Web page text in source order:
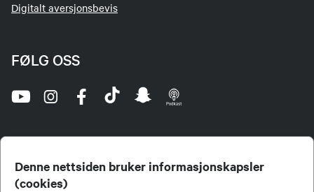
Denne nettsiden bruker informasjonskapsler
(cookies)
Digitalt aversjonsbevis
FØLG OSS